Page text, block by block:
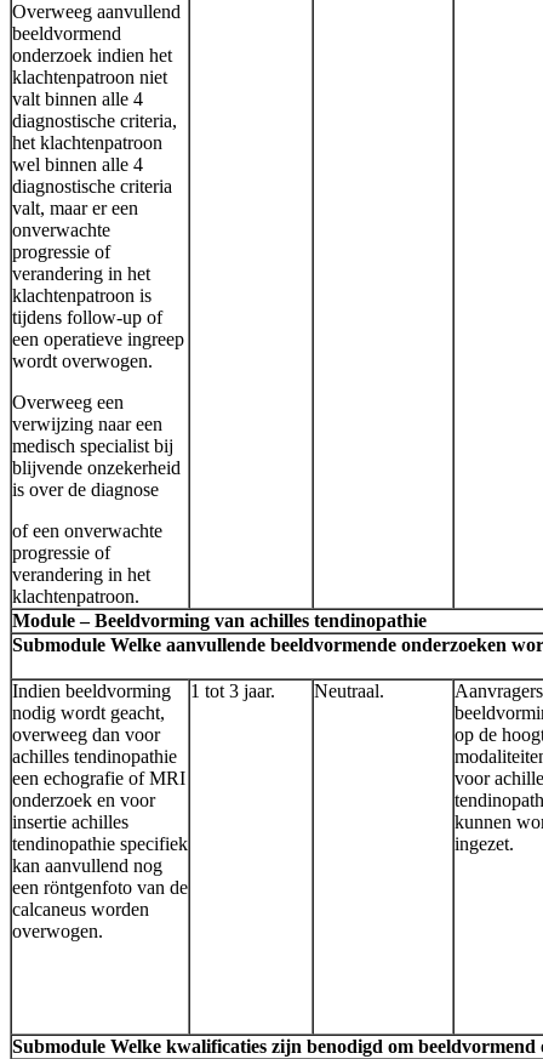
Overweeg aanvullend
beeldvormend
onderzoek indien het
klachtenpatroon niet
valt binnen alle 4
diagnostische criteria,
het klachtenpatroon
wel binnen alle 4
diagnostische criteria
valt, maar er een
onverwachte
progressie of
verandering in het
klachtenpatroon is
tijdens follow-up of
een operatieve ingreep
wordt overwogen.
Overweeg een
verwijzing naar een
medisch specialist bij
blijvende onzekerheid
is over de diagnose
of een onverwachte
progressie of
verandering in het
klachtenpatroon.
Module – Beeldvorming van achilles tendinopathie
Submodule Welke aanvullende beeldvormende onderzoeken
Indien beeldvorming
nodig wordt geacht,
overweeg dan voor
achilles tendinopathie
een echografie of MRI
onderzoek en voor
insertie achilles
tendinopathie specifiek
kan aanvullend nog
een röntgenfoto van de
calcaneus worden
overwogen.
1 tot 3 jaar. Neutraal.
op de
voor
kunnen
ingezet.
Submodule Welke kwalificaties zijn benodigd om